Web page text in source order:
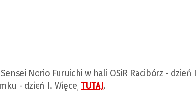
Norio Furuichi w hali OSiR Racibórz - dzień I
- dzień I. WięcejTUTAJ.